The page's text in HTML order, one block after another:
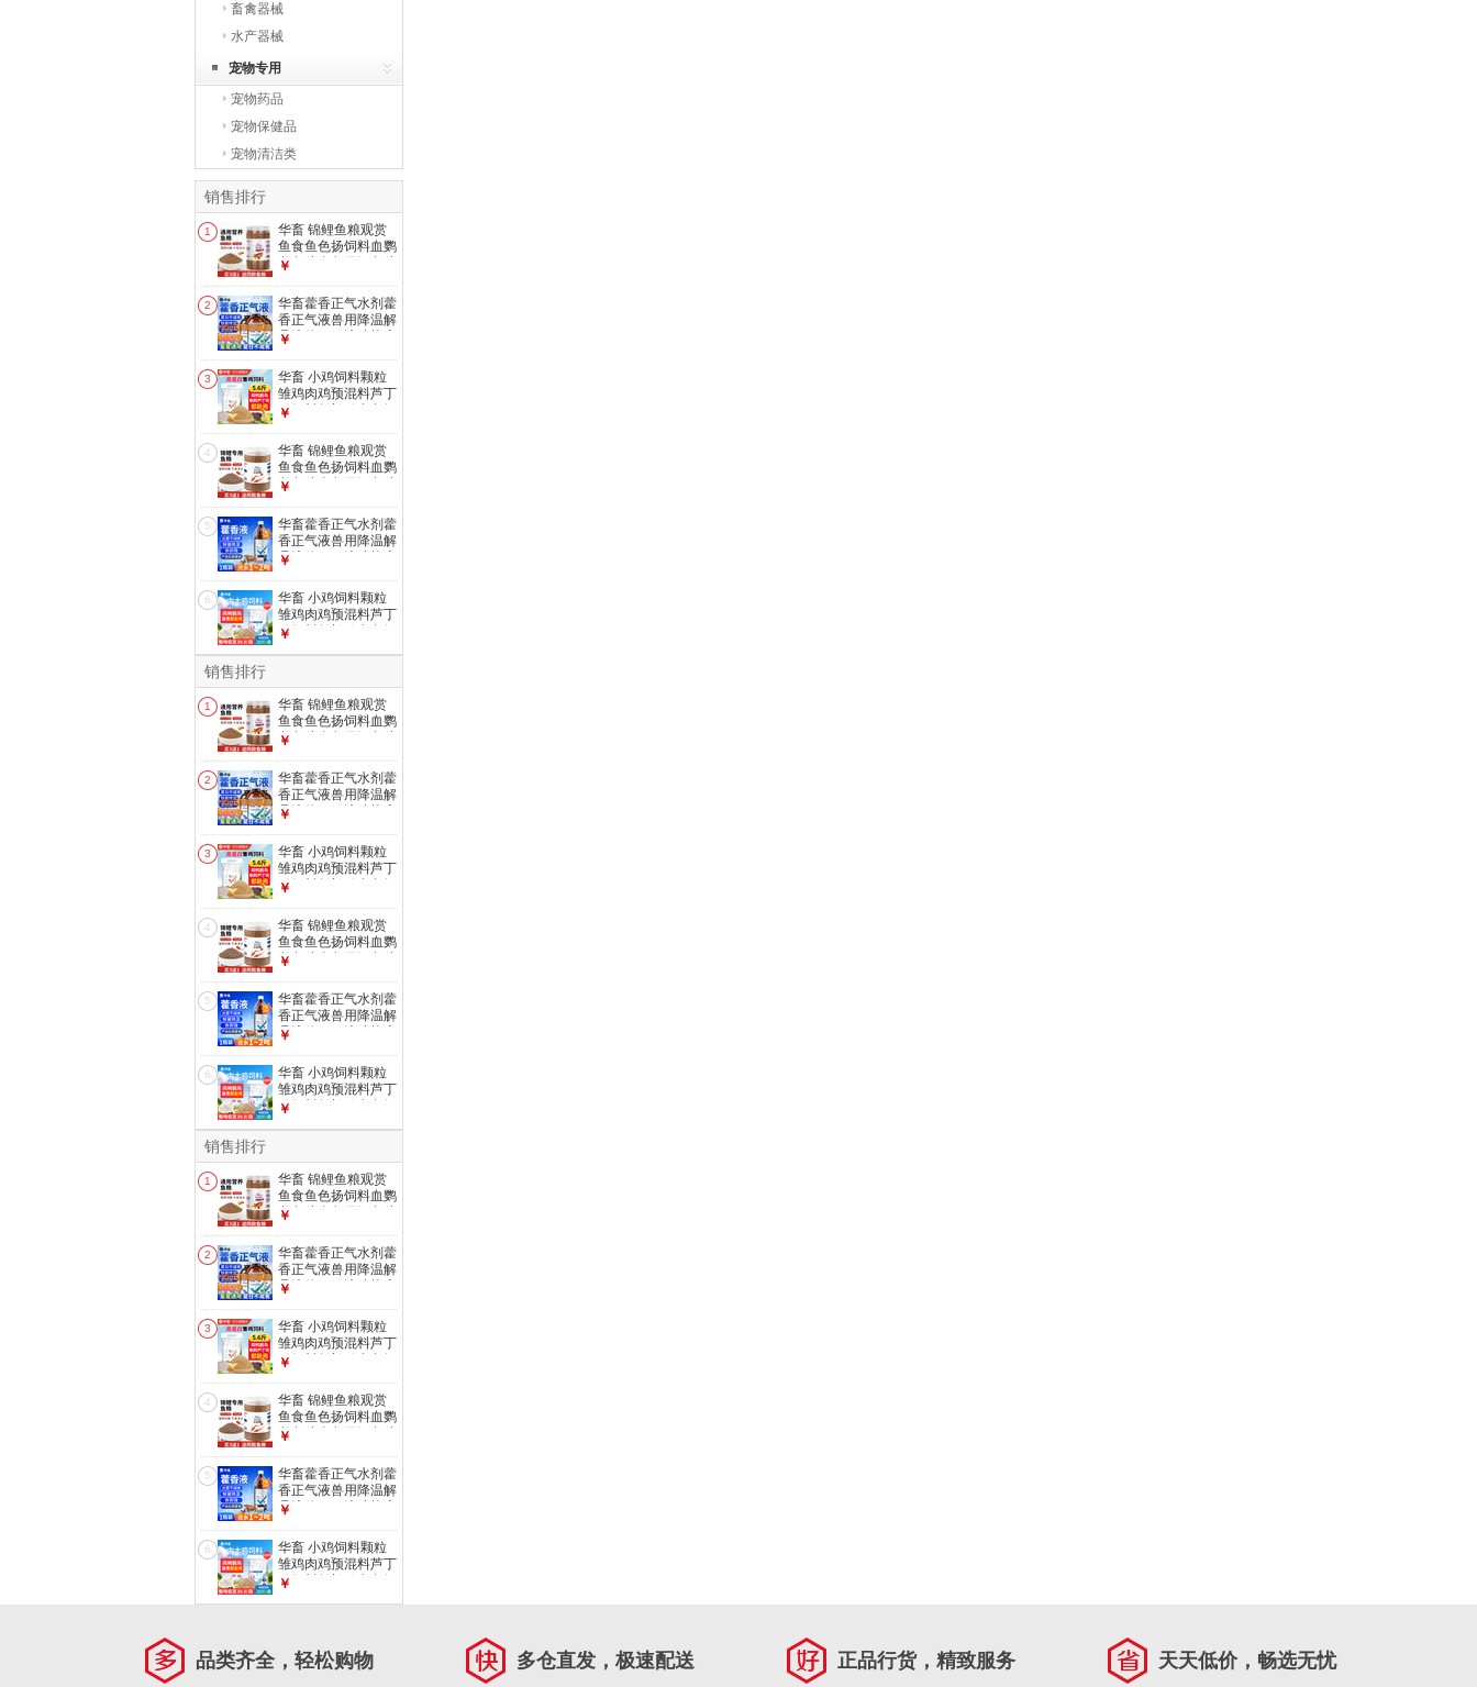
畜禽器械
水产器械
宠物专用
宠物药品
宠物保健品
宠物清洁类
销售排行
1
华畜 锦鲤鱼粮观赏
鱼食鱼色扬饲料血鹦
鹉鱼粮金鱼罗汉鱼粮
【1mm观赏鱼粮】
500g
￥
2
华畜藿香正气水剂藿
香正气液兽用降温解
暑液体口服液猪抗应
10送5 买20送20】
清凉解暑500ml
￥
3
华畜 小鸡饲料颗粒
雏鸡肉鸡预混料芦丁
鸡饲料鹌鹑鸡食鱼饵
白雏鸡饲料】5.6斤/
袋
￥
4
华畜 锦鲤鱼粮观赏
鱼食鱼色扬饲料血鹦
鹉鱼粮金鱼罗汉鱼粮
【2mm锦鲤鱼粮】
440g
￥
5
华畜藿香正气水剂藿
香正气液兽用降温解
暑液体口服液猪抗应
暑降温】藿香正气液
1L/瓶
￥
6
华畜 小鸡饲料颗粒
雏鸡肉鸡预混料芦丁
鸡饲料鹌鹑鸡食鱼饵
￥
销售排行
1
华畜 锦鲤鱼粮观赏
鱼食鱼色扬饲料血鹦
鹉鱼粮金鱼罗汉鱼粮
【1mm观赏鱼粮】
500g
￥
2
华畜藿香正气水剂藿
香正气液兽用降温解
暑液体口服液猪抗应
10送5 买20送20】
清凉解暑500ml
￥
3
华畜 小鸡饲料颗粒
雏鸡肉鸡预混料芦丁
鸡饲料鹌鹑鸡食鱼饵
白雏鸡饲料】5.6斤/
袋
￥
4
华畜 锦鲤鱼粮观赏
鱼食鱼色扬饲料血鹦
鹉鱼粮金鱼罗汉鱼粮
【2mm锦鲤鱼粮】
440g
￥
5
华畜藿香正气水剂藿
香正气液兽用降温解
暑液体口服液猪抗应
暑降温】藿香正气液
1L/瓶
￥
6
华畜 小鸡饲料颗粒
雏鸡肉鸡预混料芦丁
鸡饲料鹌鹑鸡食鱼饵
￥
销售排行
1
华畜 锦鲤鱼粮观赏
鱼食鱼色扬饲料血鹦
鹉鱼粮金鱼罗汉鱼粮
【1mm观赏鱼粮】
500g
￥
2
华畜藿香正气水剂藿
香正气液兽用降温解
暑液体口服液猪抗应
10送5 买20送20】
清凉解暑500ml
￥
3
华畜 小鸡饲料颗粒
雏鸡肉鸡预混料芦丁
鸡饲料鹌鹑鸡食鱼饵
白雏鸡饲料】5.6斤/
袋
￥
4
华畜 锦鲤鱼粮观赏
鱼食鱼色扬饲料血鹦
鹉鱼粮金鱼罗汉鱼粮
【2mm锦鲤鱼粮】
440g
￥
5
华畜藿香正气水剂藿
香正气液兽用降温解
暑液体口服液猪抗应
暑降温】藿香正气液
1L/瓶
￥
6
华畜 小鸡饲料颗粒
雏鸡肉鸡预混料芦丁
鸡饲料鹌鹑鸡食鱼饵
￥
品类齐全，轻松购物 多仓直发，极速配送 正品行货，精致服务 天天低价，畅选无忧